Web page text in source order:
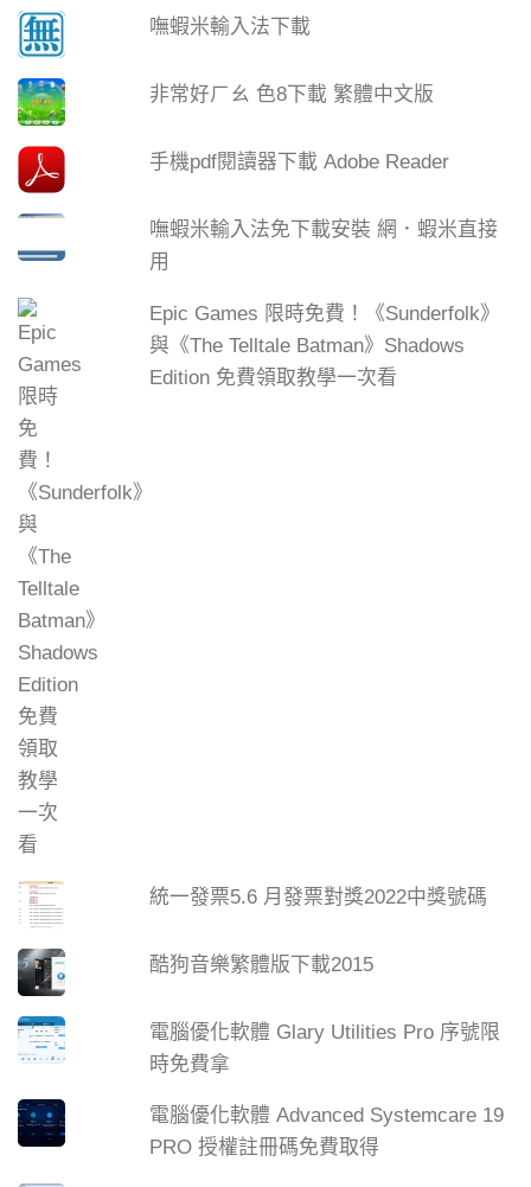
嘸蝦米輸入法下載
非常好ㄏㄠ 色8下載 繁體中文版
手機pdf閱讀器下載 Adobe Reader
嘸蝦米輸入法免下載安裝 網．蝦米直接
用
Epic Games 限時免費！《Sunderfolk》
與《The Telltale Batman》Shadows
Edition 免費領取教學一次看
統一發票5.6 月發票對獎2022中獎號碼
酷狗音樂繁體版下載2015
電腦優化軟體 Glary Utilities Pro 序號限
時免費拿
電腦優化軟體 Advanced Systemcare 19
PRO 授權註冊碼免費取得